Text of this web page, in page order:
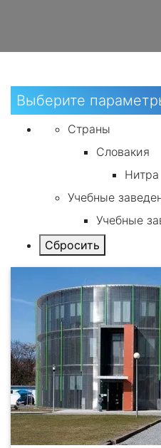
Выберите
Страны
Словакия
Нитра
Учебные
Учебные